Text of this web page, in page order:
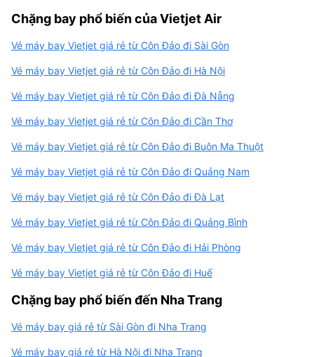
Chặng bay phổ biến của Vietjet Air
Vé máy bay Vietjet giá rẻ từ Côn Đảo đi Sài Gòn
Vé máy bay Vietjet giá rẻ từ Côn Đảo đi Hà Nội
Vé máy bay Vietjet giá rẻ từ Côn Đảo đi Đà Nẵng
Vé máy bay Vietjet giá rẻ từ Côn Đảo đi Cần Thơ
Vé máy bay Vietjet giá rẻ từ Côn Đảo đi Buôn Ma Thuột
Vé máy bay Vietjet giá rẻ từ Côn Đảo đi Quảng Nam
Vé máy bay Vietjet giá rẻ từ Côn Đảo đi Đà Lạt
Vé máy bay Vietjet giá rẻ từ Côn Đảo đi Quảng Bình
Vé máy bay Vietjet giá rẻ từ Côn Đảo đi Hải Phòng
Vé máy bay Vietjet giá rẻ từ Côn Đảo đi Huế
Chặng bay phổ biến đến Nha Trang
Vé máy bay giá rẻ từ Sài Gòn đi Nha Trang
Vé máy bay giá rẻ từ Hà Nội đi Nha Trang